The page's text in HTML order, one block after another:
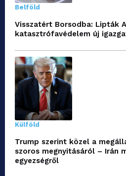
Belföld
Visszatért Borsodba: Lipták
katasztrófavédelem új
Külföld
Trump szerint közel a
szoros megnyitásáról – Irán
egyezségről